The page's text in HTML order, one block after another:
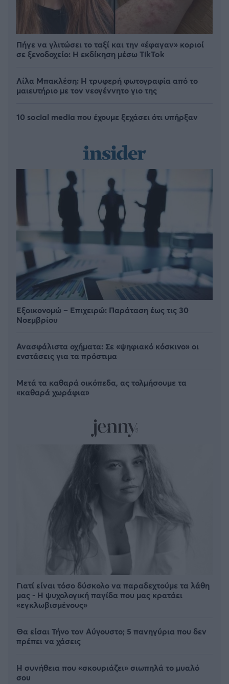
Πήγε να γλιτώσει το ταξί και την «έφαγαν» κοριοί
σε ξενοδοχείο: H εκδίκηση μέσω TikTok
Λίλα Μπακλέση: Η τρυφερή φωτογραφία από το
μαιευτήριο με τον νεογέννητο γιο της
10 social media που έχουμε ξεχάσει ότι υπήρξαν
Εξοικονομώ – Επιχειρώ: Παράταση έως τις 30
Νοεμβρίου
Ανασφάλιστα οχήματα: Σε «ψηφιακό κόσκινο» οι
ενστάσεις για τα πρόστιμα
Μετά τα καθαρά οικόπεδα, ας τολμήσουμε τα
«καθαρά χωράφια»
Γιατί είναι τόσο δύσκολο να παραδεχτούμε τα λάθη
μας - Η ψυχολογική παγίδα που μας κρατάει
«εγκλωβισμένους»
Θα είσαι Τήνο τον Αύγουστο; 5 πανηγύρια που δεν
πρέπει να χάσεις
Η συνήθεια που «σκουριάζει» σιωπηλά το μυαλό
σου